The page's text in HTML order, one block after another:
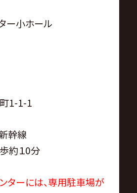
ー小ホール
1-1-1
幹線
約１0分
ーには、専用駐車場が